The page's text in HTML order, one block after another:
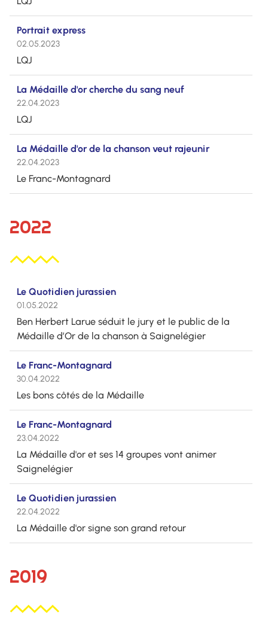
Portrait express
02.05.2023
LQJ
La Médaille d'or cherche du sang neuf
22.04.2023
LQJ
La Médaille d'or de la chanson veut rajeunir
22.04.2023
Le Franc-Montagnard
2022
Le Quotidien jurassien
01.05.2022
Ben Herbert Larue séduit le jury et le public de la
Médaille d’Or de la chanson à Saignelégier
Le Franc-Montagnard
30.04.2022
Les bons côtés de la Médaille
Le Franc-Montagnard
23.04.2022
La Médaille d'or et ses 14 groupes vont animer
Saignelégier
Le Quotidien jurassien
22.04.2022
La Médaille d'or signe son grand retour
2019